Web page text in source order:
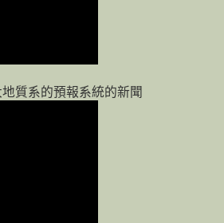
質系的預報系統的新聞